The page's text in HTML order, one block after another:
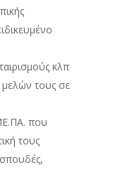
κλπ
µελών τους σε
που
τους